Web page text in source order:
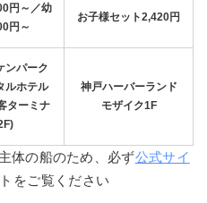
円～／幼
円～
お子様セット2,420円
ンパーク
ルホテル
ターミナ
神戸ハーバーランド
モザイク1F
体の船のため、必ず公式サイ
をご覧ください